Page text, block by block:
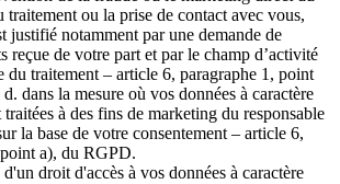
traitement ou la prise de contact avec vous,
justifié notamment par une demande de
reçue de votre part et par le champ d’activité
du traitement – article 6, paragraphe 1, point
dans la mesure où vos données à caractère
traitées à des fins de marketing du responsable
la base de votre consentement – article 6,
a), du RGPD.
droit d'accès à vos données à caractère